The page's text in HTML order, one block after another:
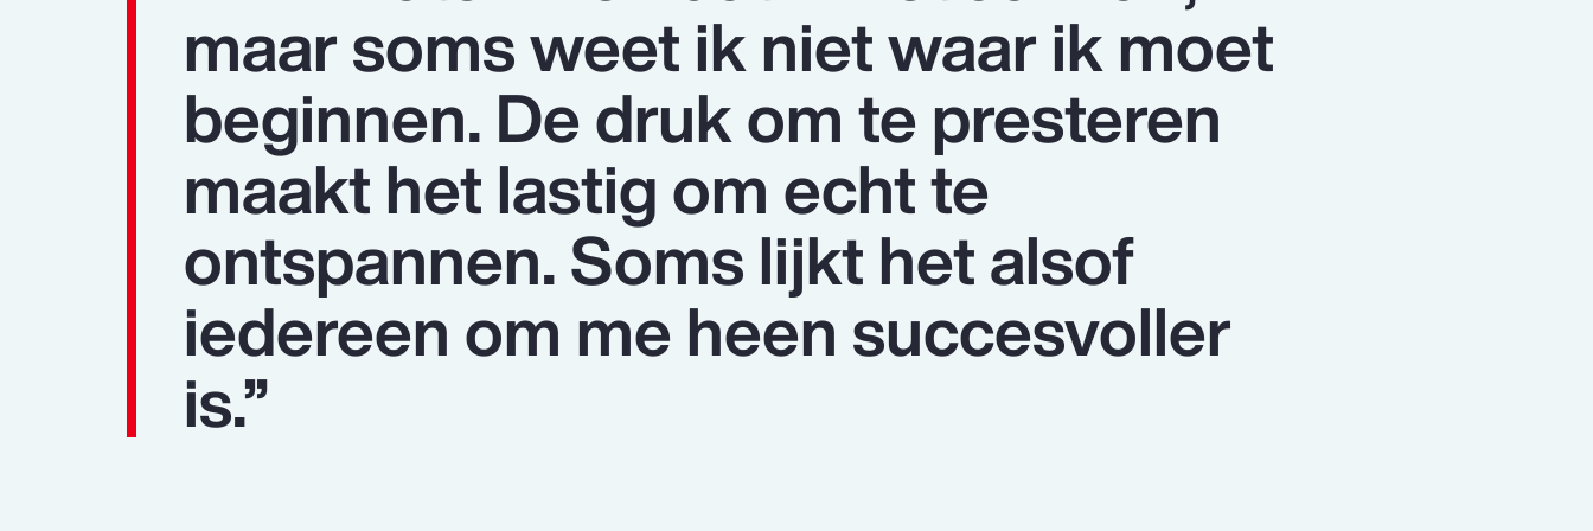
maar soms weet ik niet waar ik moet
beginnen. De druk om te presteren
maakt het lastig om echt te
ontspannen. Soms lijkt het alsof
iedereen om me heen succesvoller
is.”